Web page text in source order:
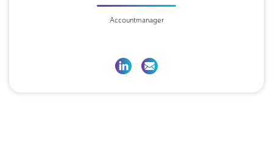
Accountmanager